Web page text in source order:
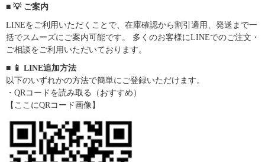
■ 💡 ご案内
LINEをご利用いただくことで、在庫確認から割引適用、発送まで一
括でスムーズにご案内可能です。 多くのお客様にLINEでのご注文・
ご相談をご利用いただいております。
■ 📱 LINE追加方法
以下のいずれかの方法で簡単にご登録いただけます。
・QRコードを読み取る（おすすめ）
【ここにQRコード画像】